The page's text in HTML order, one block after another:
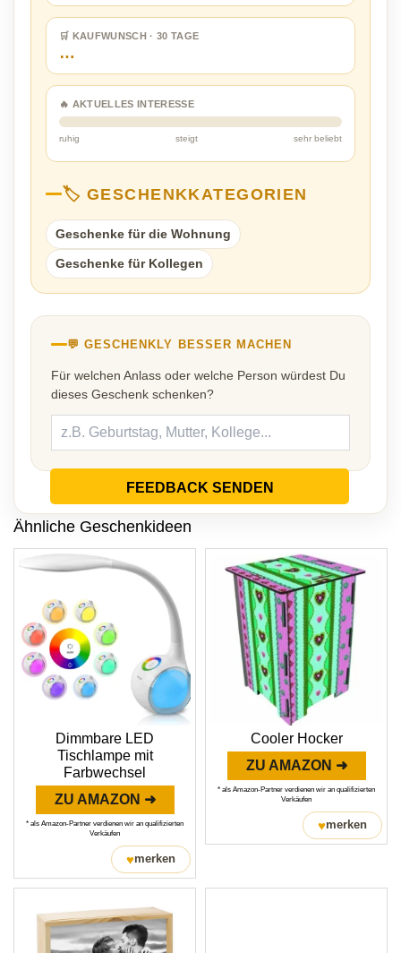
🛒 KAUFWUNSCH · 30 TAGE
…
🔥 AKTUELLES INTERESSE
ruhig steigt sehr beliebt
🏷️ GESCHENKKATEGORIEN
Geschenke für die Wohnung
Geschenke für Kollegen
💬 GESCHENKLY BESSER MACHEN
Für welchen Anlass oder welche Person würdest Du
dieses Geschenk schenken?
FEEDBACK SENDEN
Ähnliche Geschenkideen
Dimmbare LED
Tischlampe mit
Farbwechsel
ZU AMAZON ➜
* als Amazon-Partner verdienen wir an qualifizierten
Verkäufen
♥merken
Cooler Hocker
ZU AMAZON ➜
* als Amazon-Partner verdienen wir an qualifizierten
Verkäufen
♥merken